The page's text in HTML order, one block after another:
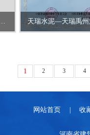
习贯彻党的二十届四中全会精神
1 2 3 4